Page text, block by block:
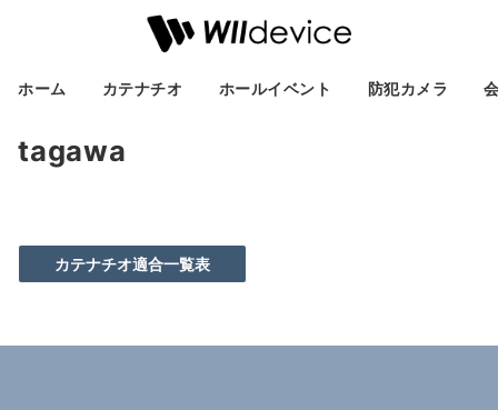
ホーム カテナチオ ホールイベント 防犯カメラ
tagawa
カテナチオ適合一覧表